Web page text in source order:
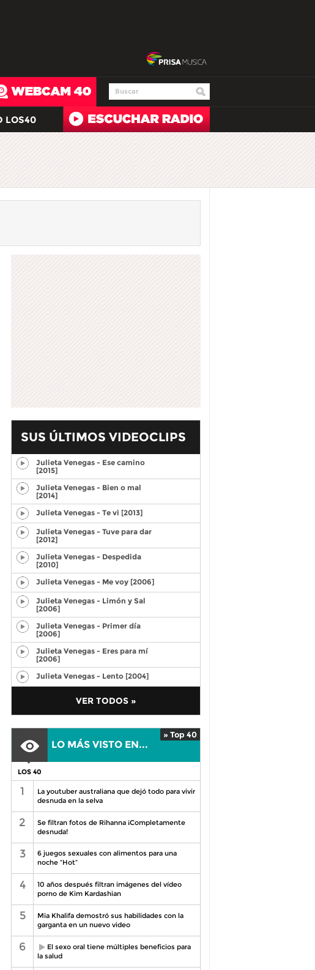
LOS40
SUS ÚLTIMOS VIDEOCLIPS
Julieta Venegas - Ese camino
[2015]
Julieta Venegas - Bien o mal
[2014]
Julieta Venegas - Te vi [2013]
Julieta Venegas - Tuve para dar
[2012]
Julieta Venegas - Despedida
[2010]
Julieta Venegas - Me voy [2006]
Julieta Venegas - Limón y Sal
[2006]
Julieta Venegas - Primer día
[2006]
Julieta Venegas - Eres para mí
[2006]
Julieta Venegas - Lento [2004]
VER TODOS »
LO MÁS VISTO EN...
» Top 40
LOS 40
1
La youtuber australiana que dejó todo para vivir
desnuda en la selva
2
Se filtran fotos de Rihanna ¡Completamente
desnuda!
3
6 juegos sexuales con alimentos para una
noche “Hot”
4
10 años después filtran imágenes del vídeo
porno de Kim Kardashian
5
Mia Khalifa demostró sus habilidades con la
garganta en un nuevo video
6
El sexo oral tiene múltiples beneficios para
la salud